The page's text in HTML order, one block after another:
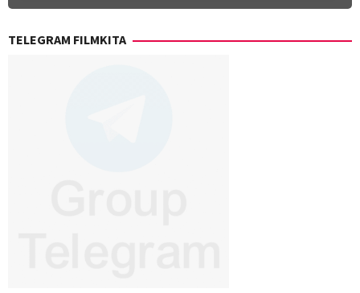
TELEGRAM FILMKITA